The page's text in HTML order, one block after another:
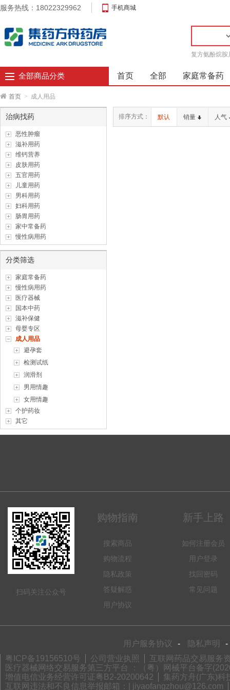
服务热线：18022329962 手机商城
复方氨酚烷胺
全部商品分类 首页 全部 家庭常备药
首页 > 成人用品
治病找药
恶性肿瘤
滋补用药
维钙营养
皮肤用药
五官用药
儿童用药
男科用药
妇科用药
肠胃用药
家中常备药
慢性病用药
分类筛选
家庭常备药
慢性病用药
医疗器械
国本中药
滋补保健
母婴专区
成人用品
避孕套
检测试纸
润滑剂
男用情趣
女用情趣
个护药妆
其它
排序方式： 默认 销量 人气
扫码关注公众号
购物指南
搜索商品
购物流程
隐私政策
答疑解惑
用户协议
新手上路
如何注册会员
用户登录
找回密码
常见问题
用户服务协议 - 隐私声明
-
粤ICP备19156510号
公司营业执照
互联网药品交易服务
医疗器械网络交易服务第三方平台 ：（粤）网械平台备字
增值电信业务经营许可证粤B2-20200642
集药方舟(广东)科
互联网违法和不良信息举报邮箱：| jiyaofangzhou@126.com